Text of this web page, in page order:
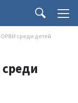
ОРВИ среди детей